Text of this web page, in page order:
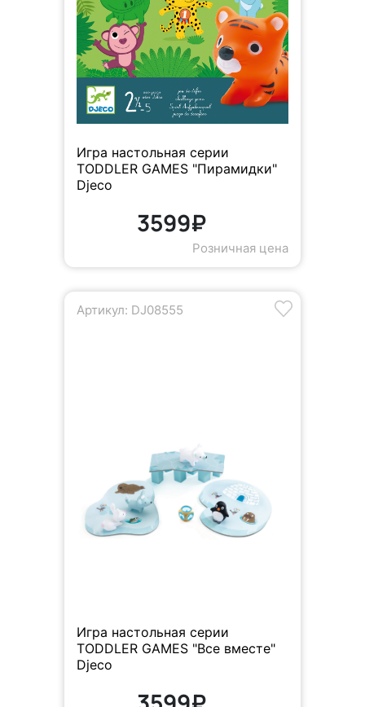
Игра настольная серии
TODDLER GAMES "Пирамидки"
Djeco
3599₽
Розничная цена
Артикул: DJ08555
Игра настольная серии
TODDLER GAMES "Все вместе"
Djeco